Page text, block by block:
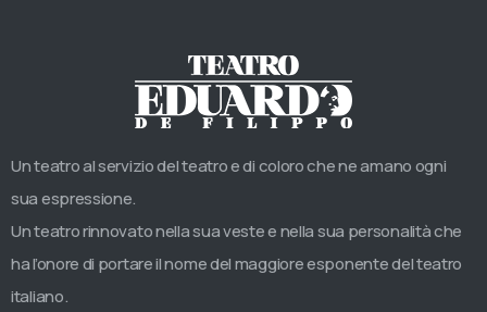
Un teatro al servizio del teatro e di coloro che ne amano ogni
sua espressione.
Un teatro rinnovato nella sua veste e nella sua personalità che
ha l’onore di portare il nome del maggiore esponente del teatro
italiano.